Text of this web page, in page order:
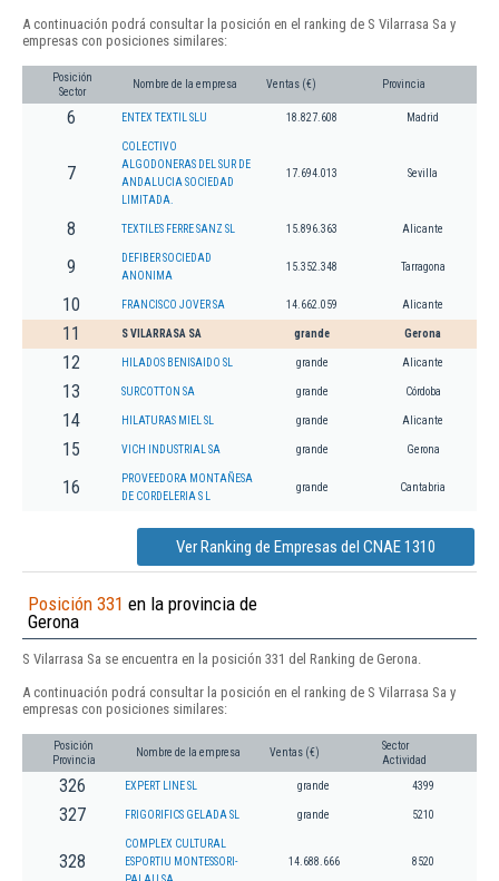
A continuación podrá consultar la posición en el ranking de S Vilarrasa Sa y
empresas con posiciones similares:
Posición
Sector
Nombre de la empresa Ventas (€) Provincia
6 ENTEX TEXTIL SLU 18.827.608 Madrid
7
COLECTIVO
ALGODONERAS DEL SUR DE
ANDALUCIA SOCIEDAD
LIMITADA.
17.694.013 Sevilla
8 TEXTILES FERRE SANZ SL 15.896.363 Alicante
9
DEFIBER SOCIEDAD
ANONIMA
15.352.348 Tarragona
10 FRANCISCO JOVER SA 14.662.059 Alicante
11 S VILARRASA SA grande Gerona
12 HILADOS BENISAIDO SL grande Alicante
13 SURCOTTON SA grande Córdoba
14 HILATURAS MIEL SL grande Alicante
15 VICH INDUSTRIAL SA grande Gerona
16
PROVEEDORA MONTAÑESA
DE CORDELERIA S L
grande Cantabria
Ver Ranking de Empresas del CNAE 1310
Posición 331 en la provincia de
Gerona
S Vilarrasa Sa se encuentra en la posición 331 del Ranking de Gerona.
A continuación podrá consultar la posición en el ranking de S Vilarrasa Sa y
empresas con posiciones similares:
Posición
Provincia
Nombre de la empresa Ventas (€)
Sector
Actividad
326 EXPERT LINE SL grande 4399
327 FRIGORIFICS GELADA SL grande 5210
328
COMPLEX CULTURAL
ESPORTIU MONTESSORI-
14.688.666 8520